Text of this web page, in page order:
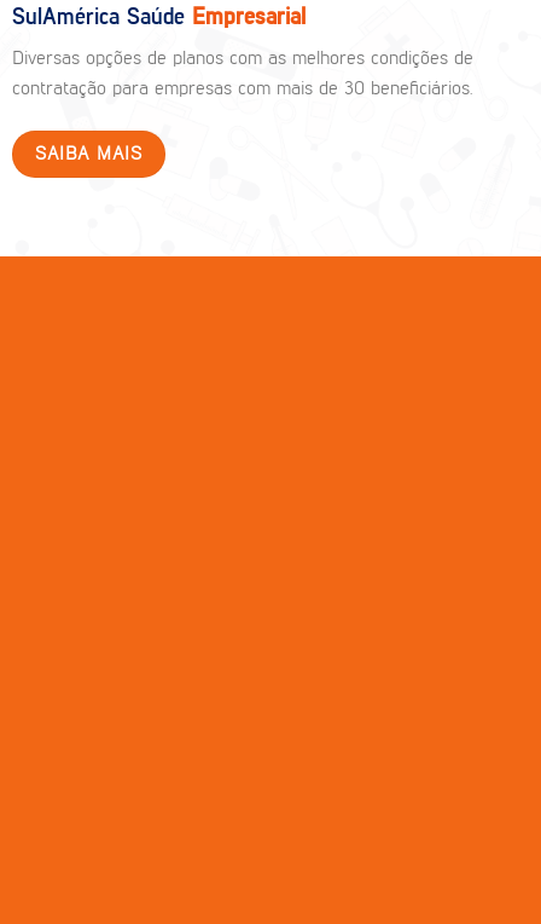
SulAmérica Saúde Empresarial
Diversas opções de planos com as melhores condições de
contratação para empresas com mais de 30 beneficiários.
SAIBA MAIS